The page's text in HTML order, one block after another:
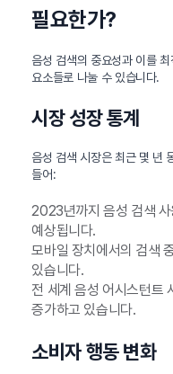
필요한가?
음성 검색의 중요성과 이를
요소들로 나눌 수 있습니다.
시장 성장 통계
음성 검색 시장은 최근 몇 년
들어:
2023년까지 음성 검색
예상됩니다.
모바일 장치에서의 검색
있습니다.
전 세계 음성 어시스턴
증가하고 있습니다.
소비자 행동 변화